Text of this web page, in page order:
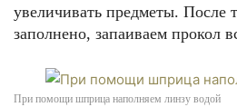
увеличивать предметы. После
заполнено, запаиваем прокол
При помощи шприца наполняем линзу водой